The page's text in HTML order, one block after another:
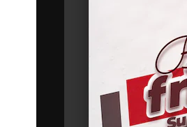
trabajo. Más
entre
estudios.
Español